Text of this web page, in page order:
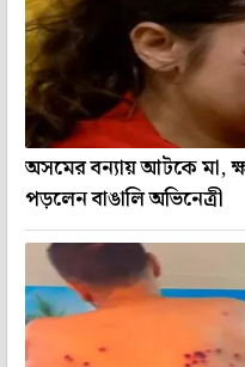
অসমের বন্যায় আটকে মা,
পড়লেন বাঙালি অভিনেত্রী